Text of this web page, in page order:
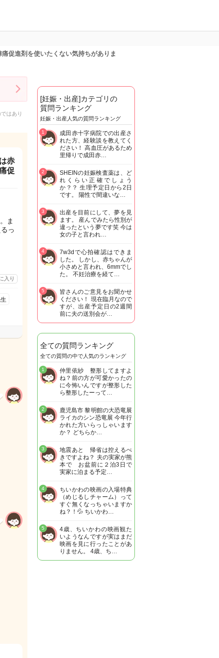
促進剤を使いたくない気持ちがありま
はあり
赤
促
ま
っ
入り
[妊娠・出産]カテゴリの
質問ランキング
妊娠・出産人気の質問ランキング
成田赤十字病院での出産さ
れた方、経験談を教えてく
ださい！ 高血圧があるため
里帰りで成田赤…
1
SHEINの妊娠検査薬は、ど
れくらい正確でしょう
か？？ 生理予定日から2日
です。 陽性で間違いな…
2
出産を目前にして、夢を見
ます。 産んでみたら性別が
違ったという夢です笑 今は
女の子と言われ…
3
7w3dで心拍確認はできま
した。 しかし、赤ちゃんが
小さめと言われ、6mmでし
た。 不妊治療を経て…
4
皆さんのご意見をお聞かせ
ください！ 現在臨月なので
すが、出産予定日の2週間
前に夫の送別会が…
5
全ての質問ランキング
全ての質問の中で人気のランキング
仲里依紗 整形してますよ
ね？前の方が可愛かったの
に今怖いんですが整形した
ら整形したーって…
1
鹿児島市 黎明館の大恐竜展
ライカのシン恐竜展 今年行
かれた方いらっしゃいます
か？ どちらか…
2
地震あと 帰省は控えるべ
きですよね？ 夫の実家が熊
本で お盆前に２泊3日で
実家に泊まる予定…
3
ちいかわの映画の入場特典
（めじるしチャーム）って
すぐ無くなっちゃいますか
ね？！💦 ちいかわ…
4
4歳、ちいかわの映画観た
いようなんですが実はまだ
映画を見に行ったことがあ
りません。 4歳、ち…
5